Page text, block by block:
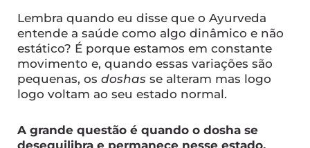
Lembra quando eu disse que o Ayurveda
entende a saúde como algo dinâmico e não
estático? É porque estamos em constante
movimento e, quando essas variações são
pequenas, os doshas se alteram mas logo
logo voltam ao seu estado normal.
A grande questão é quando o dosha se